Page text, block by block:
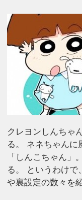
クレヨンしんちゃ
る。 ネネちゃん
「しんこちゃん」
る。 というわけで
や裏設定の数々を